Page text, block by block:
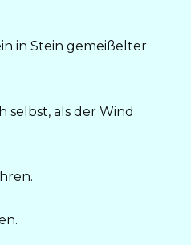
in Stein gemeißelter
selbst, als der Wind